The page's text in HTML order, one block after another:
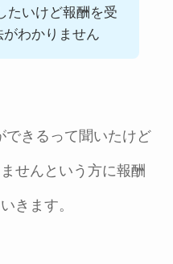
たいけど報酬を受
わかりません
できるって聞いたけど
せんという方に報酬
きます。